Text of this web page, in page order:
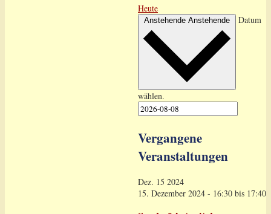
Heute
Anstehende Anstehende Datum
wählen.
Vergangene
Veranstaltungen
Dez. 15 2024
15. Dezember 2024 - 16:30 bis 17:40